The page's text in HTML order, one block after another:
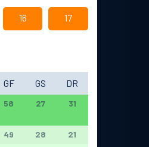
16 17
GF GS DR
58 27 31
49 28
21